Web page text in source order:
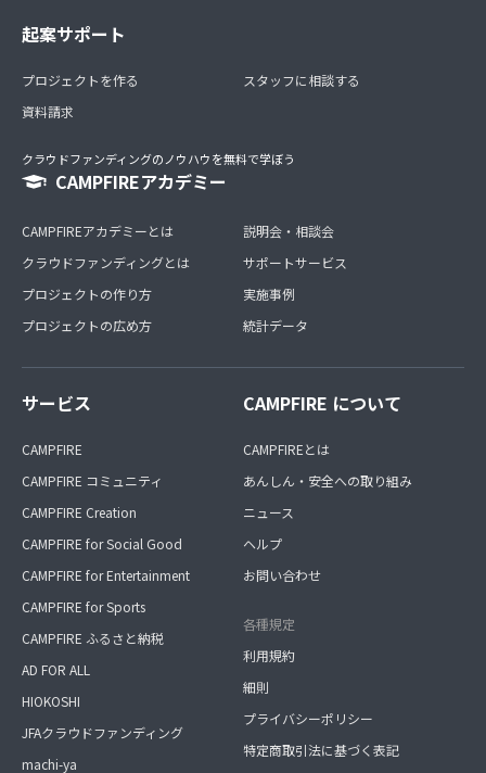
起案サポート
プロジェクトを作る
資料請求
スタッフに相談する
クラウドファンディングのノウハウを無料で学ぼう
CAMPFIREアカデミー
CAMPFIREアカデミーとは
クラウドファンディングとは
プロジェクトの作り方
プロジェクトの広め方
説明会・相談会
サポートサービス
実施事例
統計データ
サービス
CAMPFIRE
CAMPFIRE コミュニティ
CAMPFIRE Creation
CAMPFIRE for Social Good
CAMPFIRE for Entertainment
CAMPFIRE for Sports
CAMPFIRE ふるさと納税
AD FOR ALL
HIOKOSHI
JFAクラウドファンディング
machi-ya
CAMPFIRE について
CAMPFIREとは
あんしん・安全への取り組み
ニュース
ヘルプ
お問い合わせ
各種規定
利用規約
細則
プライバシーポリシー
特定商取引法に基づく表記